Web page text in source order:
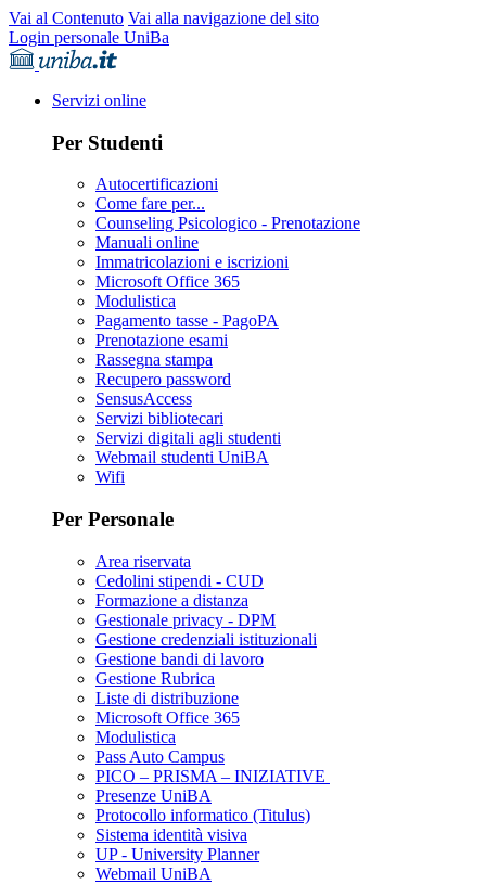
Vai al Contenuto Vai alla navigazione del sito
Login personale UniBa
Servizi online
Per Studenti
Autocertificazioni
Come fare per...
Counseling Psicologico - Prenotazione
Manuali online
Immatricolazioni e iscrizioni
Microsoft Office 365
Modulistica
Pagamento tasse - PagoPA
Prenotazione esami
Rassegna stampa
Recupero password
SensusAccess
Servizi bibliotecari
Servizi digitali agli studenti
Webmail studenti UniBA
Wifi
Per Personale
Area riservata
Cedolini stipendi - CUD
Formazione a distanza
Gestionale privacy - DPM
Gestione credenziali istituzionali
Gestione bandi di lavoro
Gestione Rubrica
Liste di distribuzione
Microsoft Office 365
Modulistica
Pass Auto Campus
PICO – PRISMA – INIZIATIVE
Presenze UniBA
Protocollo informatico (Titulus)
Sistema identità visiva
UP - University Planner
Webmail UniBA